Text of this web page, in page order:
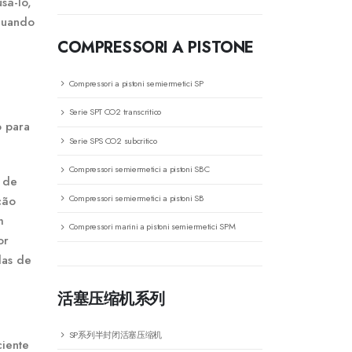
para
de
COMPRESSORI A PISTONE
Compressori a pistoni semiermetici SP
Serie SPT CO2 transcritico
Serie SPS CO2 subcritico
Compressori semiermetici a pistoni SBC
Compressori semiermetici a pistoni SB
Compressori marini a pistoni semiermetici SPM
活塞压缩机系列
SP系列半封闭活塞压缩机